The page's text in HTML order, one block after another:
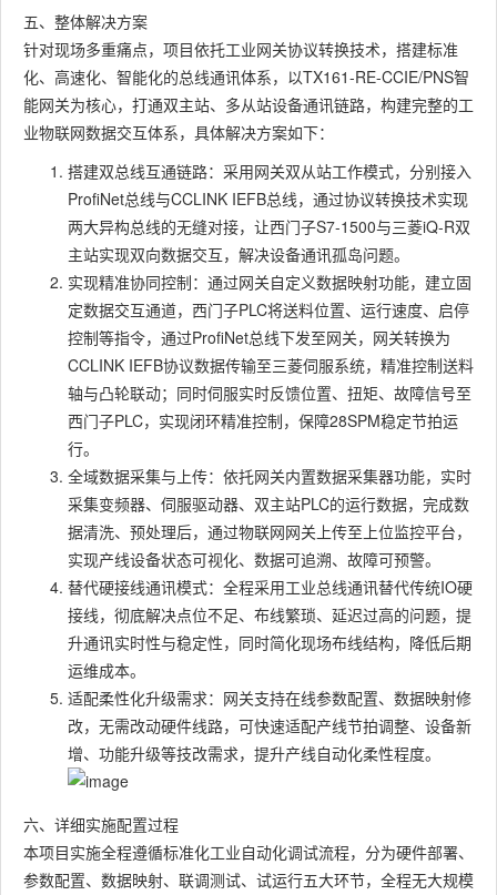
五、整体解决方案
针对现场多重痛点，项目依托工业网关协议转换技术，搭建标准
化、高速化、智能化的总线通讯体系，以TX161-RE-CCIE/PNS智
能网关为核心，打通双主站、多从站设备通讯链路，构建完整的工
业物联网数据交互体系，具体解决方案如下：
搭建双总线互通链路：采用网关双从站工作模式，分别接入
ProfiNet总线与CCLINK IEFB总线，通过协议转换技术实现
两大异构总线的无缝对接，让西门子S7-1500与三菱iQ-R双
主站实现双向数据交互，解决设备通讯孤岛问题。
实现精准协同控制：通过网关自定义数据映射功能，建立固
定数据交互通道，西门子PLC将送料位置、运行速度、启停
控制等指令，通过ProfiNet总线下发至网关，网关转换为
CCLINK IEFB协议数据传输至三菱伺服系统，精准控制送料
轴与凸轮联动；同时伺服实时反馈位置、扭矩、故障信号至
西门子PLC，实现闭环精准控制，保障28SPM稳定节拍运
行。
全域数据采集与上传：依托网关内置数据采集器功能，实时
采集变频器、伺服驱动器、双主站PLC的运行数据，完成数
据清洗、预处理后，通过物联网网关上传至上位监控平台，
实现产线设备状态可视化、数据可追溯、故障可预警。
替代硬接线通讯模式：全程采用工业总线通讯替代传统IO硬
接线，彻底解决点位不足、布线繁琐、延迟过高的问题，提
升通讯实时性与稳定性，同时简化现场布线结构，降低后期
运维成本。
适配柔性化升级需求：网关支持在线参数配置、数据映射修
改，无需改动硬件线路，可快速适配产线节拍调整、设备新
增、功能升级等技改需求，提升产线自动化柔性程度。
六、详细实施配置过程
本项目实施全程遵循标准化工业自动化调试流程，分为硬件部署、
参数配置、数据映射、联调测试、试运行五大环节，全程无大规模